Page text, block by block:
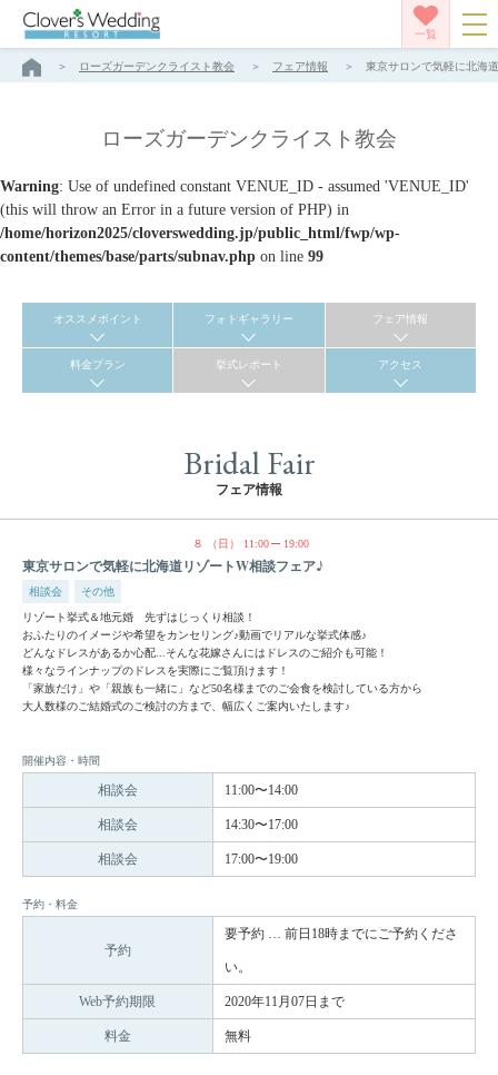
一覧
ローズガーデンクライスト教会 フェア情報 東京サロンで気軽に北海
ローズガーデンクライスト教会
Warning: Use of undefined constant VENUE_ID - assumed 'VENUE_ID'
(this will throw an Error in a future version of PHP) in
/home/horizon2025/cloverswedding.jp/public_html/fwp/wp-
content/themes/base/parts/subnav.php on line 99
オススメポイント フォトギャラリー フェア情報
料金プラン 挙式レポート アクセス
Bridal Fair
フェア情報
８ （日） 11:00 19:00
東京サロンで気軽に北海道リゾートW相談フェア♪
相談会 その他
リゾート挙式＆地元婚 先ずはじっくり相談！
おふたりのイメージや希望をカンセリング♪動画でリアルな挙式体感♪
どんなドレスがあるか心配...そんな花嫁さんにはドレスのご紹介も可能！
様々なラインナップのドレスを実際にご覧頂けます！
「家族だけ」や「親族も一緒に」など50名様までのご会食を検討している方から
大人数様のご結婚式のご検討の方まで、幅広くご案内いたします♪
開催内容・時間
相談会 11:00〜14:00
相談会 14:30〜17:00
相談会 17:00〜19:00
予約・料金
予約
要予約 … 前日18時までにご予約くださ
い。
Web予約期限 2020年11月07日まで
料金 無料